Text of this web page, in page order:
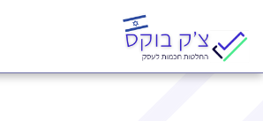
content